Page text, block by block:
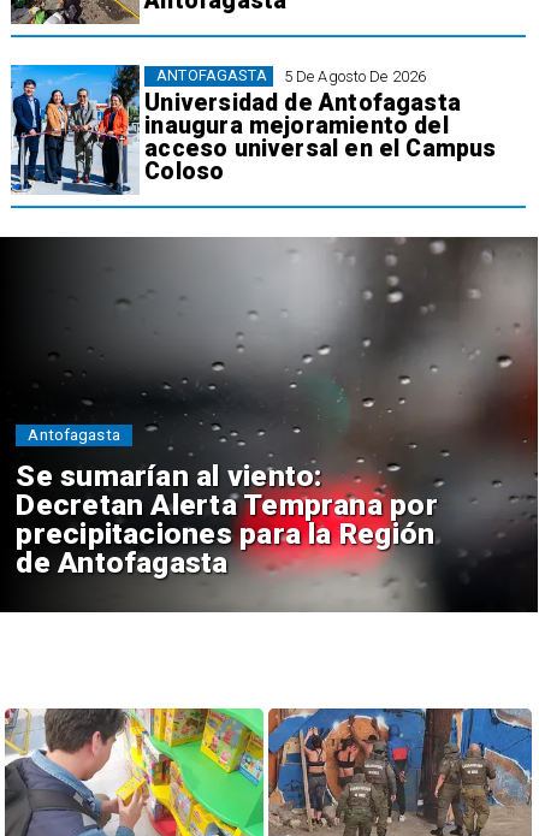
5 De Agosto De 2026
Universidad de Antofagasta
inaugura mejoramiento del
acceso universal en el Campus
Coloso
ANTOFAGASTA
Se sumarían al viento:
Decretan Alerta Temprana por
precipitaciones para la Región
de Antofagasta
Antofagasta